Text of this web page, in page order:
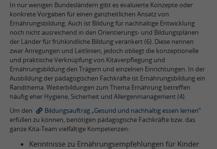
In nur wenigen Bundesländern gibt es evaluierte Konzepte oder
konkrete Vorgaben für einen ganzheitlichen Ansatz von
Ernährungsbildung. Auch ist Bildung für nachhaltige Entwicklung
noch nicht ausreichend in den Orientierungs- und Bildungsplänen
der Länder für frühkindliche Bildung verankert (6). Diese nennen
zwar Anregungen und Leitlinien, jedoch obliegt die konzeptionelle
und praktische Verknüpfung von Kitaverpflegung und
Ernährungsbildung den Trägern und einzelnen Einrichtungen. In der
Ausbildung der pädagogischen Fachkräfte ist Ernährungsbildung ein
Randthema. Weiterbildungen zum Thema Ernährung betreffen
häufig eher Hygiene, Sicherheit und Allergenmanagement (4).
Um den
Bildungsauftrag „Gesund und nachhaltig essen lernen“
erfüllen zu können, benötigen pädagogische Fachkräfte bzw. das
ganze Kita-Team vielfältige Kompetenzen:
Kenntnisse zu Ernährungsempfehlungen für Kinder